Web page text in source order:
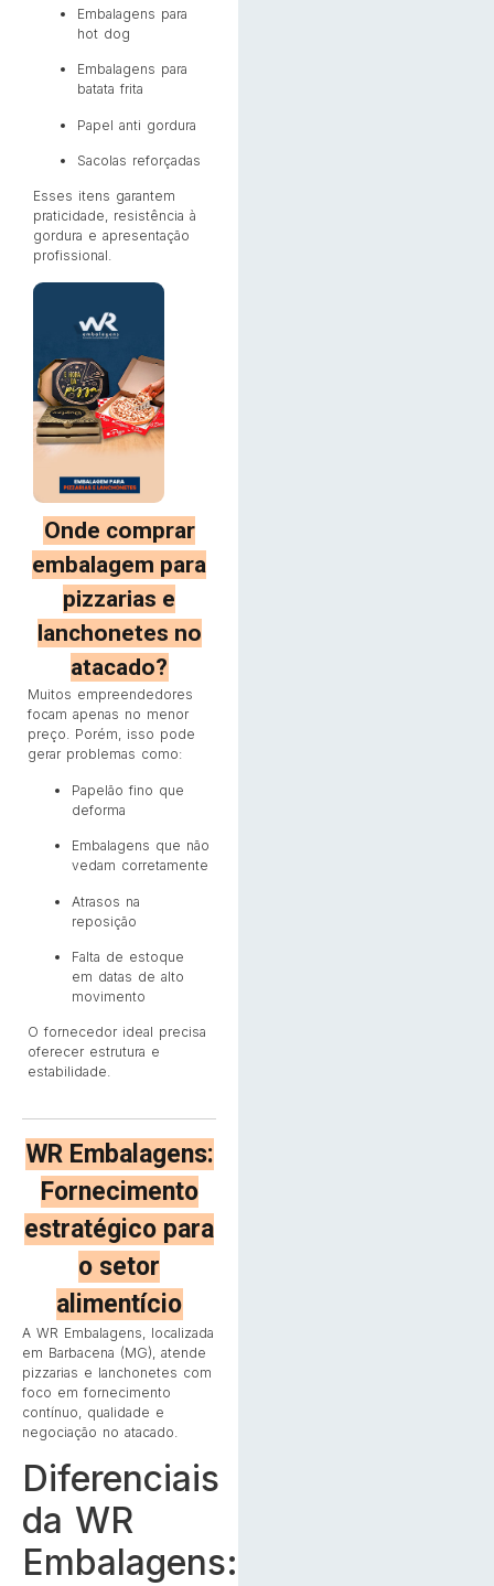
Embalagens para
hot dog
Embalagens para
batata frita
Papel anti gordura
Sacolas reforçadas
Esses itens garantem
praticidade, resistência à
gordura e apresentação
profissional.
Onde comprar
embalagem para
pizzarias e
lanchonetes no
atacado?
Muitos empreendedores
focam apenas no menor
preço. Porém, isso pode
gerar problemas como:
Papelão fino que
deforma
Embalagens que não
vedam corretamente
Atrasos na
reposição
Falta de estoque
em datas de alto
movimento
O fornecedor ideal precisa
oferecer estrutura e
estabilidade.
WR Embalagens:
Fornecimento
estratégico para
o setor
alimentício
A WR Embalagens, localizada
em Barbacena (MG), atende
pizzarias e lanchonetes com
foco em fornecimento
contínuo, qualidade e
negociação no atacado.
Diferenciais
da WR
Embalagens: